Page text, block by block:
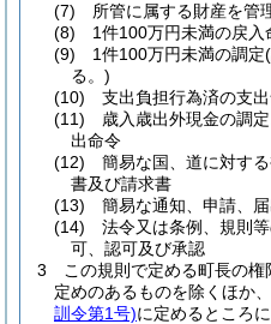
(7)
所管に属する財産を管
(8)
1件100万円未満の戻入
(9)
1件100万円未満の調定
る。)
(10)
支出負担行為済の支
(11)
歳入歳出外現金の調
出命令
(12)
簡易な国、道に対す
書及び請求書
(13)
簡易な通知、申請、
(14)
法令又は条例、規則
可、認可及び承認
3
この規則で定める町長の
定めのあるものを除くほか、
訓令第1号)に定めるところに